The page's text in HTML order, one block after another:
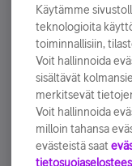
sähköpostiisi.
Tilaa nyt
Käytämme
teknologioita
toiminnallisiin,
Voit hallinnoida
sisältävät
merkitsevät
Voit hallinnoida
milloin tahansa
evästeistä saat